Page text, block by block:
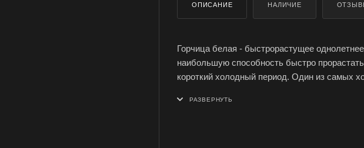
ОПИСАНИЕ НАЛИЧИЕ
Горчица белая - быстрорастущее
наибольшую способность быстро
короткий холодный период. Один из самых
Горчица - зеленое удобрение, более